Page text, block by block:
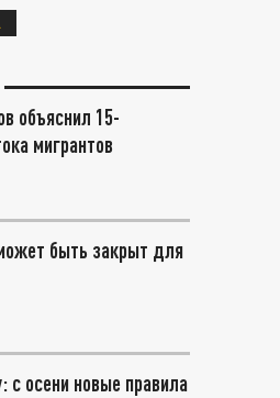
объяснил 15-
мигрантов
быть закрыт для
с осени новые правила